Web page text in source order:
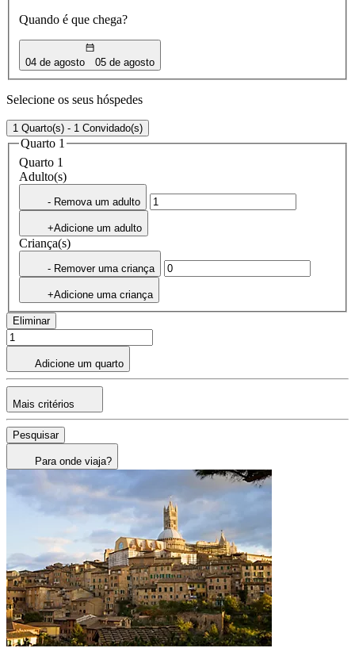
Quando é que chega?
04 de agosto 05 de agosto
Selecione os seus hóspedes
1 Quarto(s) - 1 Convidado(s)
Quarto 1
Quarto 1
Adulto(s)
- Remova um adulto
+Adicione um adulto
Criança(s)
- Remover uma criança
+Adicione uma criança
Eliminar
Adicione um quarto
Mais critérios
Pesquisar
Para onde viaja?